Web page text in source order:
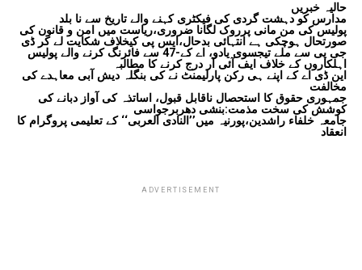
حالیہ خبریں
مدارس کو دہشت گردی کی فیکٹری کہنے والے تاریخ سے نا بلد
پولیس کی من مانی پرروک لگانا ضروری،ریاست میں امن و قانون کی
صورتحال ہوچکی ہے انتہائی بدحال،ایس پی کیخلاف شکایت لے کر ڈی
جی پی سے ملے تیجسوی یادو، اے کے-47 سے فائرنگ کرنے والے پولیس
اہلکاروں کے خلاف ایف آئی آر درج کرنے کا مطالبہ
این ڈی اے کے اپنے ہی رکن پارلیمنٹ نے کی بنگلہ دیش آبی معاہدے کی
مخالفت
جمہوری حقوق کا استحصال ناقابل قبول، اساتذہ کی آواز دبانے کی
کوشش کی سخت مذمت:بنشی دھربرجواسی
جامعہ خلفاء راشدین،پورنیہ میں’’النادی العربی‘‘ کے تعلیمی پروگرام کا
انعقاد
ADVERTISEMENT